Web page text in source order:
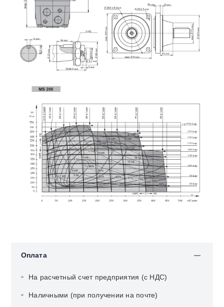
Оплата
На расчетный счет предприятия (с НДС)
Наличными (при получении на почте)